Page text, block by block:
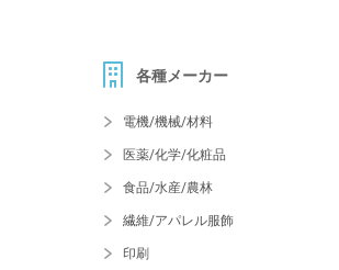
各種メーカー
電機/機械/材料
医薬/化学/化粧品
食品/水産/農林
繊維/アパレル服飾
印刷